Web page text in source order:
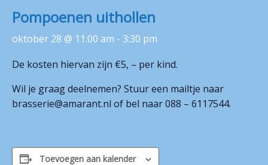
Kinderboerderij
Feest op de boerderij
Activiteiten
Stichting
Pompoenen uithollen
oktober 28 @ 11:00 am - 3:30 pm
De kosten hiervan zijn €5, – per kind.
Wil je graag deelnemen? Stuur een mailtje naar
brasserie@amarant.nl of bel naar 088 – 6117544.
Toevoegen aan kalender